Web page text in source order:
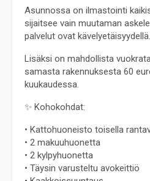
Asunnossa on ilmastointi
sijaitsee vain muutaman
palvelut ovat kävelyetäisyydellä.
Lisäksi on mahdollista
samasta rakennuksesta 60
kuukaudessa.
✨ Kohokohdat:
• Kattohuoneisto toisella
• 2 makuuhuonetta
• 2 kylpyhuonetta
• Täysin varusteltu avokeittiö